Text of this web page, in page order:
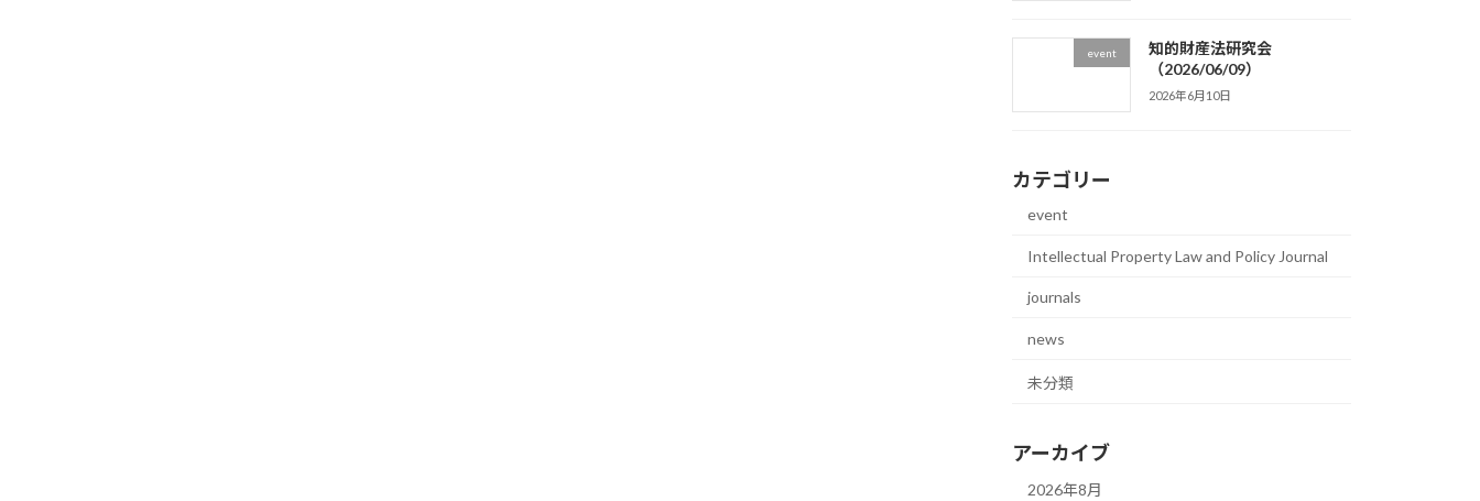
event
知的財産法研究会
（2026/06/09）
2026年6月10日
カテゴリー
event
Intellectual Property Law and Policy Journal
journals
news
未分類
アーカイブ
2026年8月